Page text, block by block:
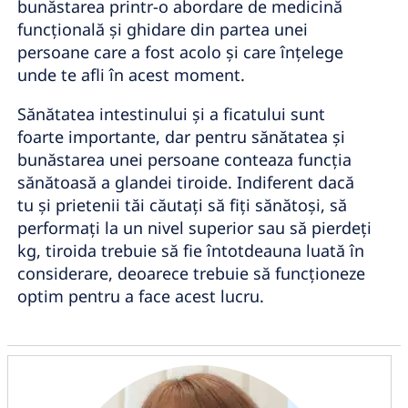
bunăstarea printr-o abordare de medicină
funcțională și ghidare din partea unei
persoane care a fost acolo și care înțelege
unde te afli în acest moment.
Sănătatea intestinului și a ficatului sunt
foarte importante, dar pentru sănătatea și
bunăstarea unei persoane conteaza funcția
sănătoasă a glandei tiroide. Indiferent dacă
tu și prietenii tăi căutați să fiți sănătoși, să
performați la un nivel superior sau să pierdeți
kg, tiroida trebuie să fie întotdeauna luată în
considerare, deoarece trebuie să funcționeze
optim pentru a face acest lucru.